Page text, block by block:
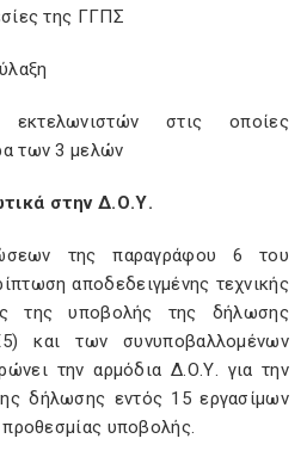
της ΓΓΠΣ
εκτελωνιστών στις οποίες
των 3 μελών
στην Δ.Ο.Υ.
της παραγράφου 6 του
αποδεδειγμένης τεχνικής
της υποβολής της δήλωσης
και των συνυποβαλλομένων
την αρμόδια Δ.Ο.Υ. για την
δήλωσης εντός 15 εργασίμων
υποβολής.